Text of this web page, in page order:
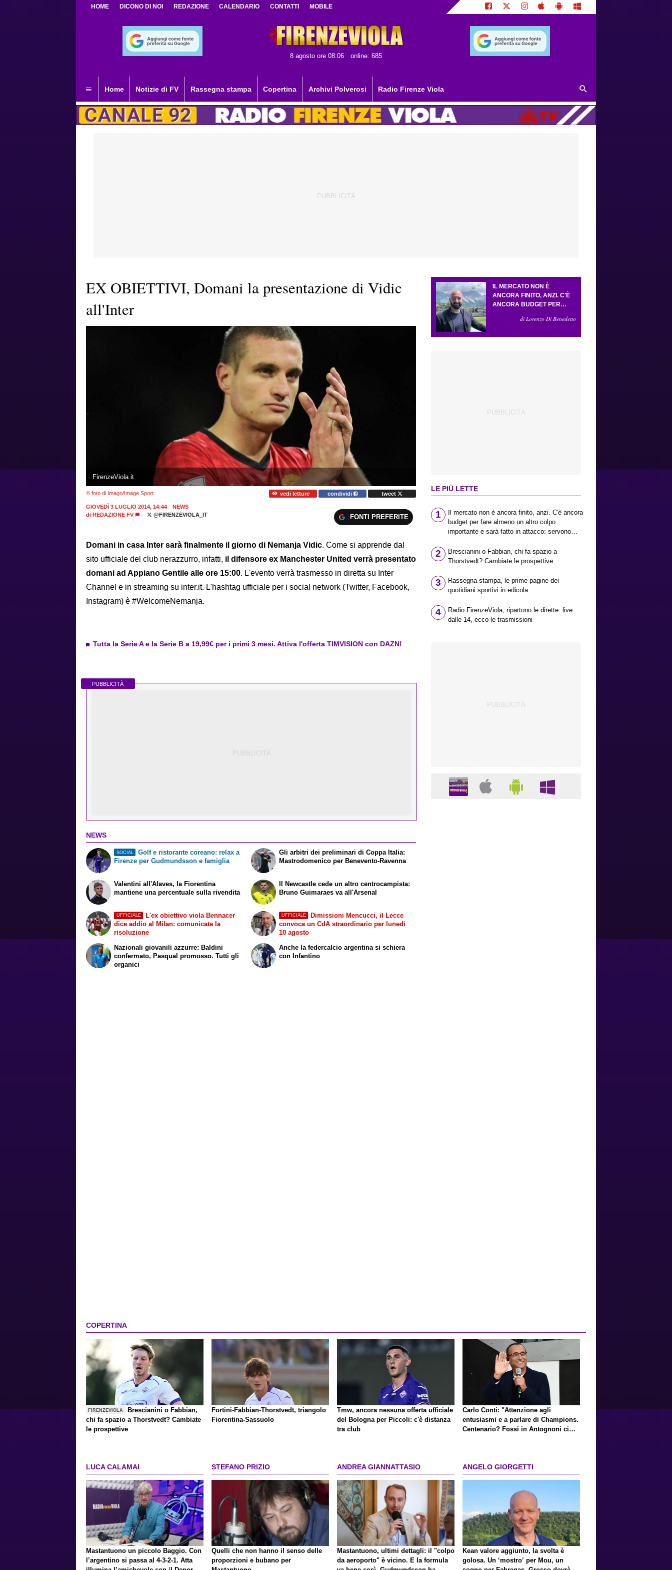
HOME DICONO DI NOI REDAZIONE CALENDARIO CONTATTI MOBILE
8 agosto ore 08:06 online: 685
Home Notizie di FV Rassegna stampa Copertina Archivi Polverosi Radio Firenze Viola
EX OBIETTIVI, Domani la presentazione di Vidic
all'Inter
FirenzeViola.it
© foto di Imago/Image Sport vedi letture condividi tweet
GIOVEDÌ 3 LUGLIO 2014, 14:44
NEWS
di REDAZIONE FV @FIRENZEVIOLA_IT FONTI PREFERITE
Domani in casa Inter sarà finalmente il giorno di Nemanja Vidic. Come si apprende dal
sito ufficiale del club nerazzurro, infatti, il difensore ex Manchester United verrà presentato
domani ad Appiano Gentile alle ore 15:00. L'evento verrà trasmesso in diretta su Inter
Channel e in streaming su inter.it. L'hashtag ufficiale per i social network (Twitter, Facebook,
Instagram) è #WelcomeNemanja.
Tutta la Serie A e la Serie B a 19,99€ per i primi 3 mesi. Attiva l'offerta TIMVISION con DAZN!
PUBBLICITÀ
NEWS
SOCIAL
Golf e ristorante coreano: relax a
Firenze per Gudmundsson e famiglia
Valentini all'Alaves, la Fiorentina
mantiene una percentuale sulla rivendita
Gli arbitri dei preliminari di Coppa Italia:
Mastrodomenico per Benevento-Ravenna
Il Newcastle cede un altro centrocampista:
Bruno Guimaraes va all'Arsenal
UFFICIALE
L'ex obiettivo viola Bennacer
dice addio al Milan: comunicata la
risoluzione
Nazionali giovanili azzurre: Baldini
confermato, Pasqual promosso. Tutti gli
organici
UFFICIALE
Dimissioni Mencucci, il Lecce
convoca un CdA straordinario per lunedi
10 agosto
Anche la federcalcio argentina si schiera
con Infantino
IL MERCATO NON È
ANCORA FINITO, ANZI. C'È
ANCORA BUDGET PER
COLPO IMPORTANTE E
di Lorenzo Di Benedetto
LE PIÙ LETTE
1
Il mercato non è ancora finito, anzi. C'è ancora
budget per fare almeno un altro colpo
importante e sarà fatto in attacco: servono
il Bologna: caccia al giusto incastro
2
Brescianini o Fabbian, chi fa spazio a
Thorstvedt? Cambiate le prospettive
3
Rassegna stampa, le prime pagine dei
quotidiani sportivi in edicola
4
Radio FirenzeViola, ripartono le dirette: live
dalle 14, ecco le trasmissioni
COPERTINA
FIRENZEVIOLA
Brescianini o Fabbian,
chi fa spazio a Thorstvedt? Cambiate
le prospettive
Fortini-Fabbian-Thorstvedt, triangolo
Fiorentina-Sassuolo
Tmw, ancora nessuna offerta ufficiale
del Bologna per Piccoli: c'è distanza
tra club
Carlo Conti: "Attenzione agli
entusiasmi e a parlare di Champions.
Centenario? Fossi in Antognoni ci
LUCA CALAMAI
Mastantuono un piccolo Baggio. Con
l’argentino si passa al 4-3-2-1. Atta
STEFANO PRIZIO
Quelli che non hanno il senso delle
proporzioni e bubano per
ANDREA GIANNATTASIO
Mastantuono, ultimi dettagli: il "colpo
da aeroporto" è vicino. E la formula
ANGELO GIORGETTI
Kean valore aggiunto, la svolta è
golosa. Un ‘mostro’ per Mou, un